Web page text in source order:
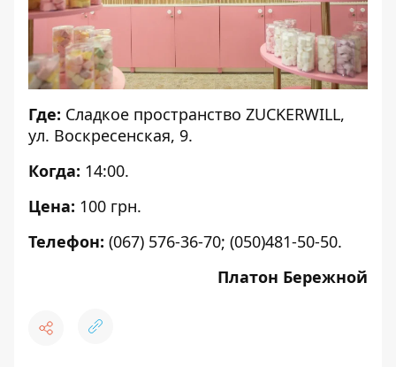
Где: Сладкое пространство ZUCKERWILL,
ул. Воскресенская, 9.
Когда: 14:00.
Цена: 100 грн.
Телефон: (067) 576-36-70; (050)481-50-50.
Платон Бережной